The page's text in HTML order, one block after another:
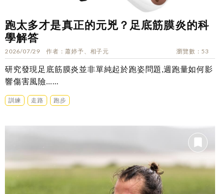
跑太多才是真正的元兇？足底筋膜炎的科
學解答
2026/07/29 作者 蕭婷予、相子元 瀏覽數 53
研究發現足底筋膜炎並非單純起於跑姿問題,週跑量如何影
響傷害風險……
訓練 走路 跑步